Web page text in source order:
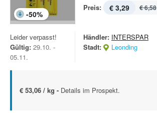
-50%
Preis: € 3,29 € 6,58
Leider verpasst!
Gültig: 29.10. -
05.11.
Händler: INTERSPAR
Stadt:
Leonding
€ 53,06 / kg - Details im Prospekt.